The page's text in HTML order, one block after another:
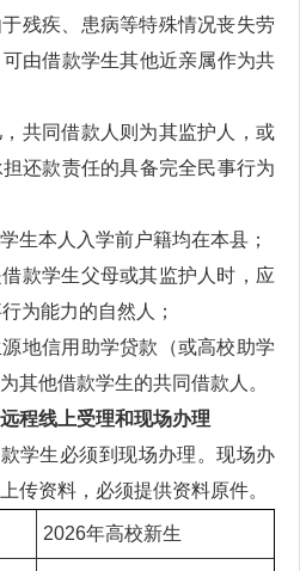
残疾、患病等特殊情况丧失劳
由借款学生其他近亲属作为共
共同借款人则为其监护人，或
还款责任的具备完全民事行为
生本人入学前户籍均在本县；
款学生父母或其监护人时，应
为能力的自然人；
地信用助学贷款（或高校助学
其他借款学生的共同借款人。
程线上受理和现场办理
学生必须到现场办理。现场办
传资料，必须提供资料原件。
2026年高校新生